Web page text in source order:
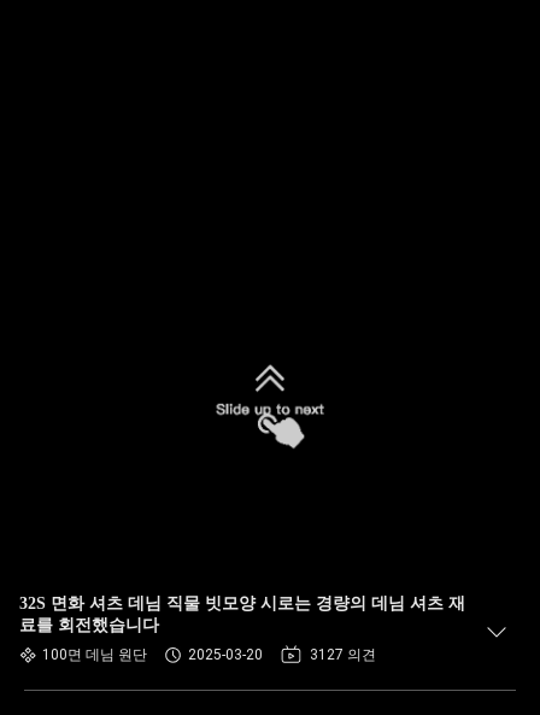
32S 면화 셔츠 데님 직물 빗모양 시로는 경량의 데님 셔츠 재
료를 회전했습니다
100면 데님 원단 2025-03-20 3127 의견